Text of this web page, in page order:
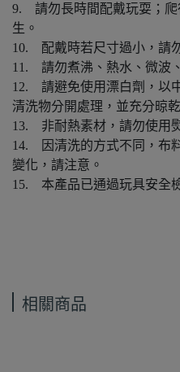
9. 請勿長時間配戴玩耍；爬
生。
10. 配戴時若尺寸過小，請
11. 請勿煮沸、熱水、微波
12. 請避免使用漂白劑，以
清洗物分開處理，並充分晾乾
13. 非耐熱素材，請勿使用
14. 因清洗的方式不同，布
變化，請注意。
15. 本產品已通過玩具安全
相關商品